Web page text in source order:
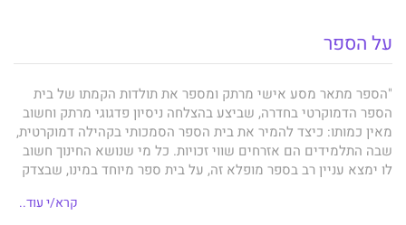
על הספר
"הספר מתאר מסע אישי מרתק ומספר את תולדות הקמתו של בית
הספר הדמוקרטי בחדרה, שביצע בהצלחה ניסיון פדגוגי מרתק וחשוב
מאין כמותו: כיצד להמיר את בית הספר הסמכותי בקהילה דמוקרטית,
שבה התלמידים הם אזרחים שווי זכויות. כל מי שנושא החינוך חשוב
לו ימצא עניין רב בספר מופלא זה, על בית ספר מיוחד במינו, שבצדק
קרא/י עוד..